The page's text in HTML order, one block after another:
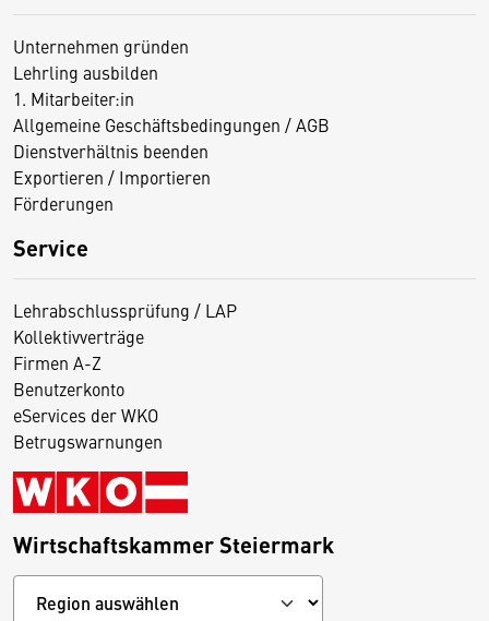
Unternehmen gründen
Lehrling ausbilden
1. Mitarbeiter:in
Allgemeine Geschäftsbedingungen / AGB
Dienstverhältnis beenden
Exportieren / Importieren
Förderungen
Service
Lehrabschlussprüfung / LAP
Kollektivverträge
Firmen A-Z
Benutzerkonto
eServices der WKO
Betrugswarnungen
Wirtschaftskammer Steiermark